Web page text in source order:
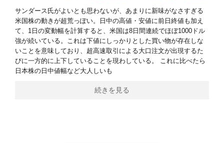
サンダース氏がよいとも思わないが、あまりに新味がなさすぎる
米国株の動きが超荒っぽい。日中の高値・安値に前日終値も加え
て、1日の変動幅を計算すると、米国は8日間連続でほぼ1000ドル
強が続いている。これは下値にしっかりとした買い物が存在しな
いことを意味しており、超高速取引による大口注文が出現するた
びに一方的に上下していることを現わしている。 これに比べたら
日本株の日中値幅など大人しいも
続きを見る